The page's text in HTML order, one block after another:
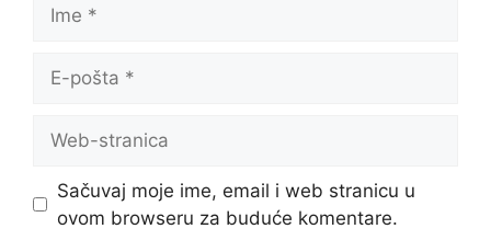
Sačuvaj moje ime, email i web stranicu u
ovom browseru za buduće komentare.